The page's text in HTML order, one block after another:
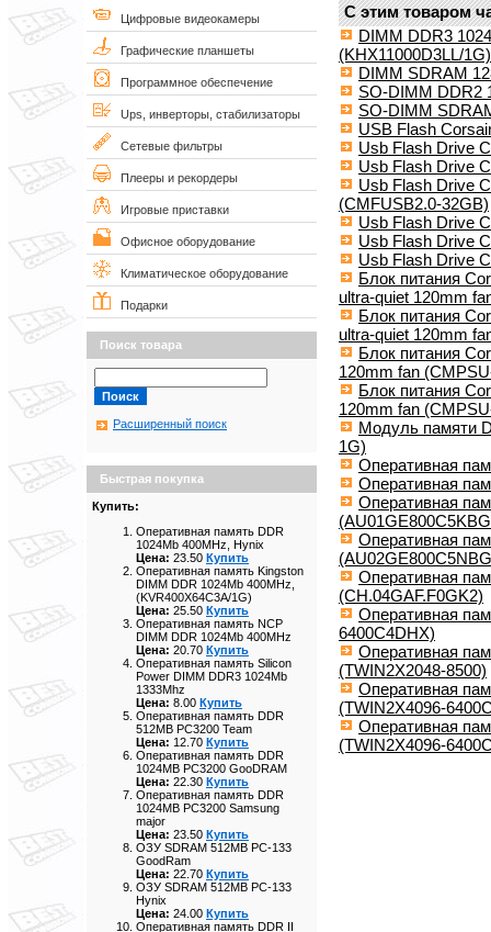
Цифровые видеокамеры
Графические планшеты
Программное обеспечение
Ups, инверторы, стабилизаторы
Сетевые фильтры
Плееры и рекордеры
Игровые приставки
Офисное оборудование
Климатическое оборудование
Подарки
Поиск товара
Расширенный поиск
Быстрая покупка
Купить:
Оперативная память DDR
1024Mb 400MHz, Hynix
Цена: 23.50 Купить
Оперативная память Kingston
DIMM DDR 1024Mb 400MHz,
(KVR400X64C3A/1G)
Цена: 25.50 Купить
Оперативная память NCP
DIMM DDR 1024Mb 400MHz
Цена: 20.70 Купить
Оперативная память Silicon
Power DIMM DDR3 1024Mb
1333Mhz
Цена: 8.00 Купить
Оперативная память DDR
512MB PC3200 Team
Цена: 12.70 Купить
Оперативная память DDR
1024MB PC3200 GooDRAM
Цена: 22.30 Купить
Оперативная память DDR
1024MB PC3200 Samsung
major
Цена: 23.50 Купить
ОЗУ SDRAM 512MB PC-133
GoodRam
Цена: 22.70 Купить
ОЗУ SDRAM 512MB PC-133
Hynix
Цена: 24.00 Купить
Оперативная память DDR II
С этим товаром
DIMM DDR3
(KHX11000D3LL/1G)
DIMM SDRAM
SO-DIMM DDR2
SO-DIMM
USB Flash
Usb Flash Drive
Usb Flash Drive
Usb Flash Drive
(CMFUSB2.0-32GB)
Usb Flash Drive
Usb Flash Drive
Usb Flash Drive
Блок питания
ultra-quiet 120mm
Блок питания
ultra-quiet 120mm
Блок питания
120mm fan
Блок питания
120mm fan
Модуль памяти
1G)
Оперативная
Оперативная
Оперативная
Оперативная
Оперативная
(CH.04GAF.F0GK2)
Оперативная
6400C4DHX)
Оперативная
(TWIN2X2048-8500)
Оперативная
(TWIN2X4096-
Оперативная
(TWIN2X4096-